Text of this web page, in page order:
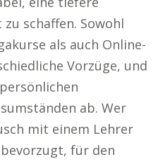
schaffen. Sowohl
als auch Online-
Vorzüge, und
ab. Wer
mit einem Lehrer
für den